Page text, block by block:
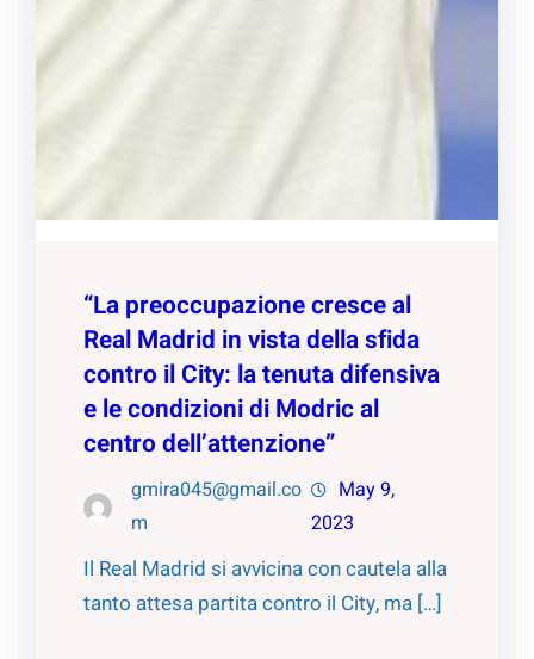
“La preoccupazione cresce al
Real Madrid in vista della sfida
contro il City: la tenuta difensiva
e le condizioni di Modric al
centro dell’attenzione”
gmira045@gmail.co
m
May 9,
2023
Il Real Madrid si avvicina con cautela alla
tanto attesa partita contro il City, ma […]